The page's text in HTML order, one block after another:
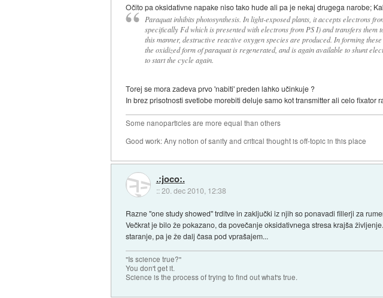
Očito pa oksidativne napake niso tako hude ali pa je nekaj drugega narobe;
Paraquat inhibits photosynthesis. In light-exposed plants, it accepts electrons
specifically Fd which is presented with electrons from PS I) and transfers them
this manner, destructive reactive oxygen species are produced. In forming
the oxidized form of paraquat is regenerated, and is again available to shunt
to start the cycle again.
Torej se mora zadeva prvo 'nabiti' preden lahko učinkuje ?
In brez prisotnosti svetlobe morebiti deluje samo kot transmitter ali celo fixator
Some nanoparticles are more equal than others
Good work: Any notion of sanity and critical thought is off-topic in this place
.:joco:.
::20. dec 2010, 12:38
Razne "one study showed" trditve in zaključki iz njih so ponavadi fillerji za
Večkrat je bilo že pokazano, da povečanje oksidativnega stresa krajša
staranje, pa je že dalj časa pod vprašajem...
"Is science true?"
You don't get it.
Science is the process of trying to find out what's true.